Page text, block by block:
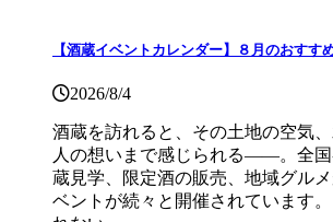
【酒蔵イベントカレンダー】８月のおすす
2026/8/4
酒蔵を訪れると、その土地の空気
人の想いまで感じられる——。全
蔵見学、限定酒の販売、地域グル
ベントが続々と開催されています